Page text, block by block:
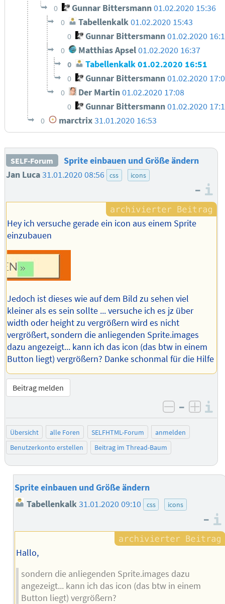
0 Gunnar Bittersmann01.02.2020 15:36
0 Tabellenkalk01.02.2020 15:43
0 Gunnar Bittersmann 01.02.2020
0 Matthias Apsel01.02.2020 16:37
0 Tabellenkalk 01.02.2020 16:51
0 Gunnar Bittersmann 01.02.2020
0 Der Martin01.02.2020 17:08
0 Gunnar Bittersmann 01.02.2020
0 marctrix31.01.2020 16:53
SELF-Forum
Sprite einbauen und Größe ändern
Jan Luca31.01.2020 08:56 css icons
–
Hey ich versuche gerade ein icon aus einem Sprite
einzubauen
Jedoch ist dieses wie auf dem Bild zu sehen viel
kleiner als es sein sollte ... versuche ich es jz über
width oder height zu vergrößern wird es nicht
vergrößert, sondern die anliegenden Sprite.images
dazu angezeigt... kann ich das icon (das btw in einem
Button liegt) vergrößern? Danke schonmal für die Hilfe
Beitrag melden
negativ
–
Übersicht alle Foren SELFHTML-Forum
anmelden
Benutzerkonto erstellen
Beitrag im Thread-Baum
Sprite einbauen und Größe ändern
Tabellenkalk31.01.2020 09:10 css icons
–
Hallo,
sondern die anliegenden Sprite.images dazu
angezeigt... kann ich das icon (das btw in einem
Button liegt) vergrößern?